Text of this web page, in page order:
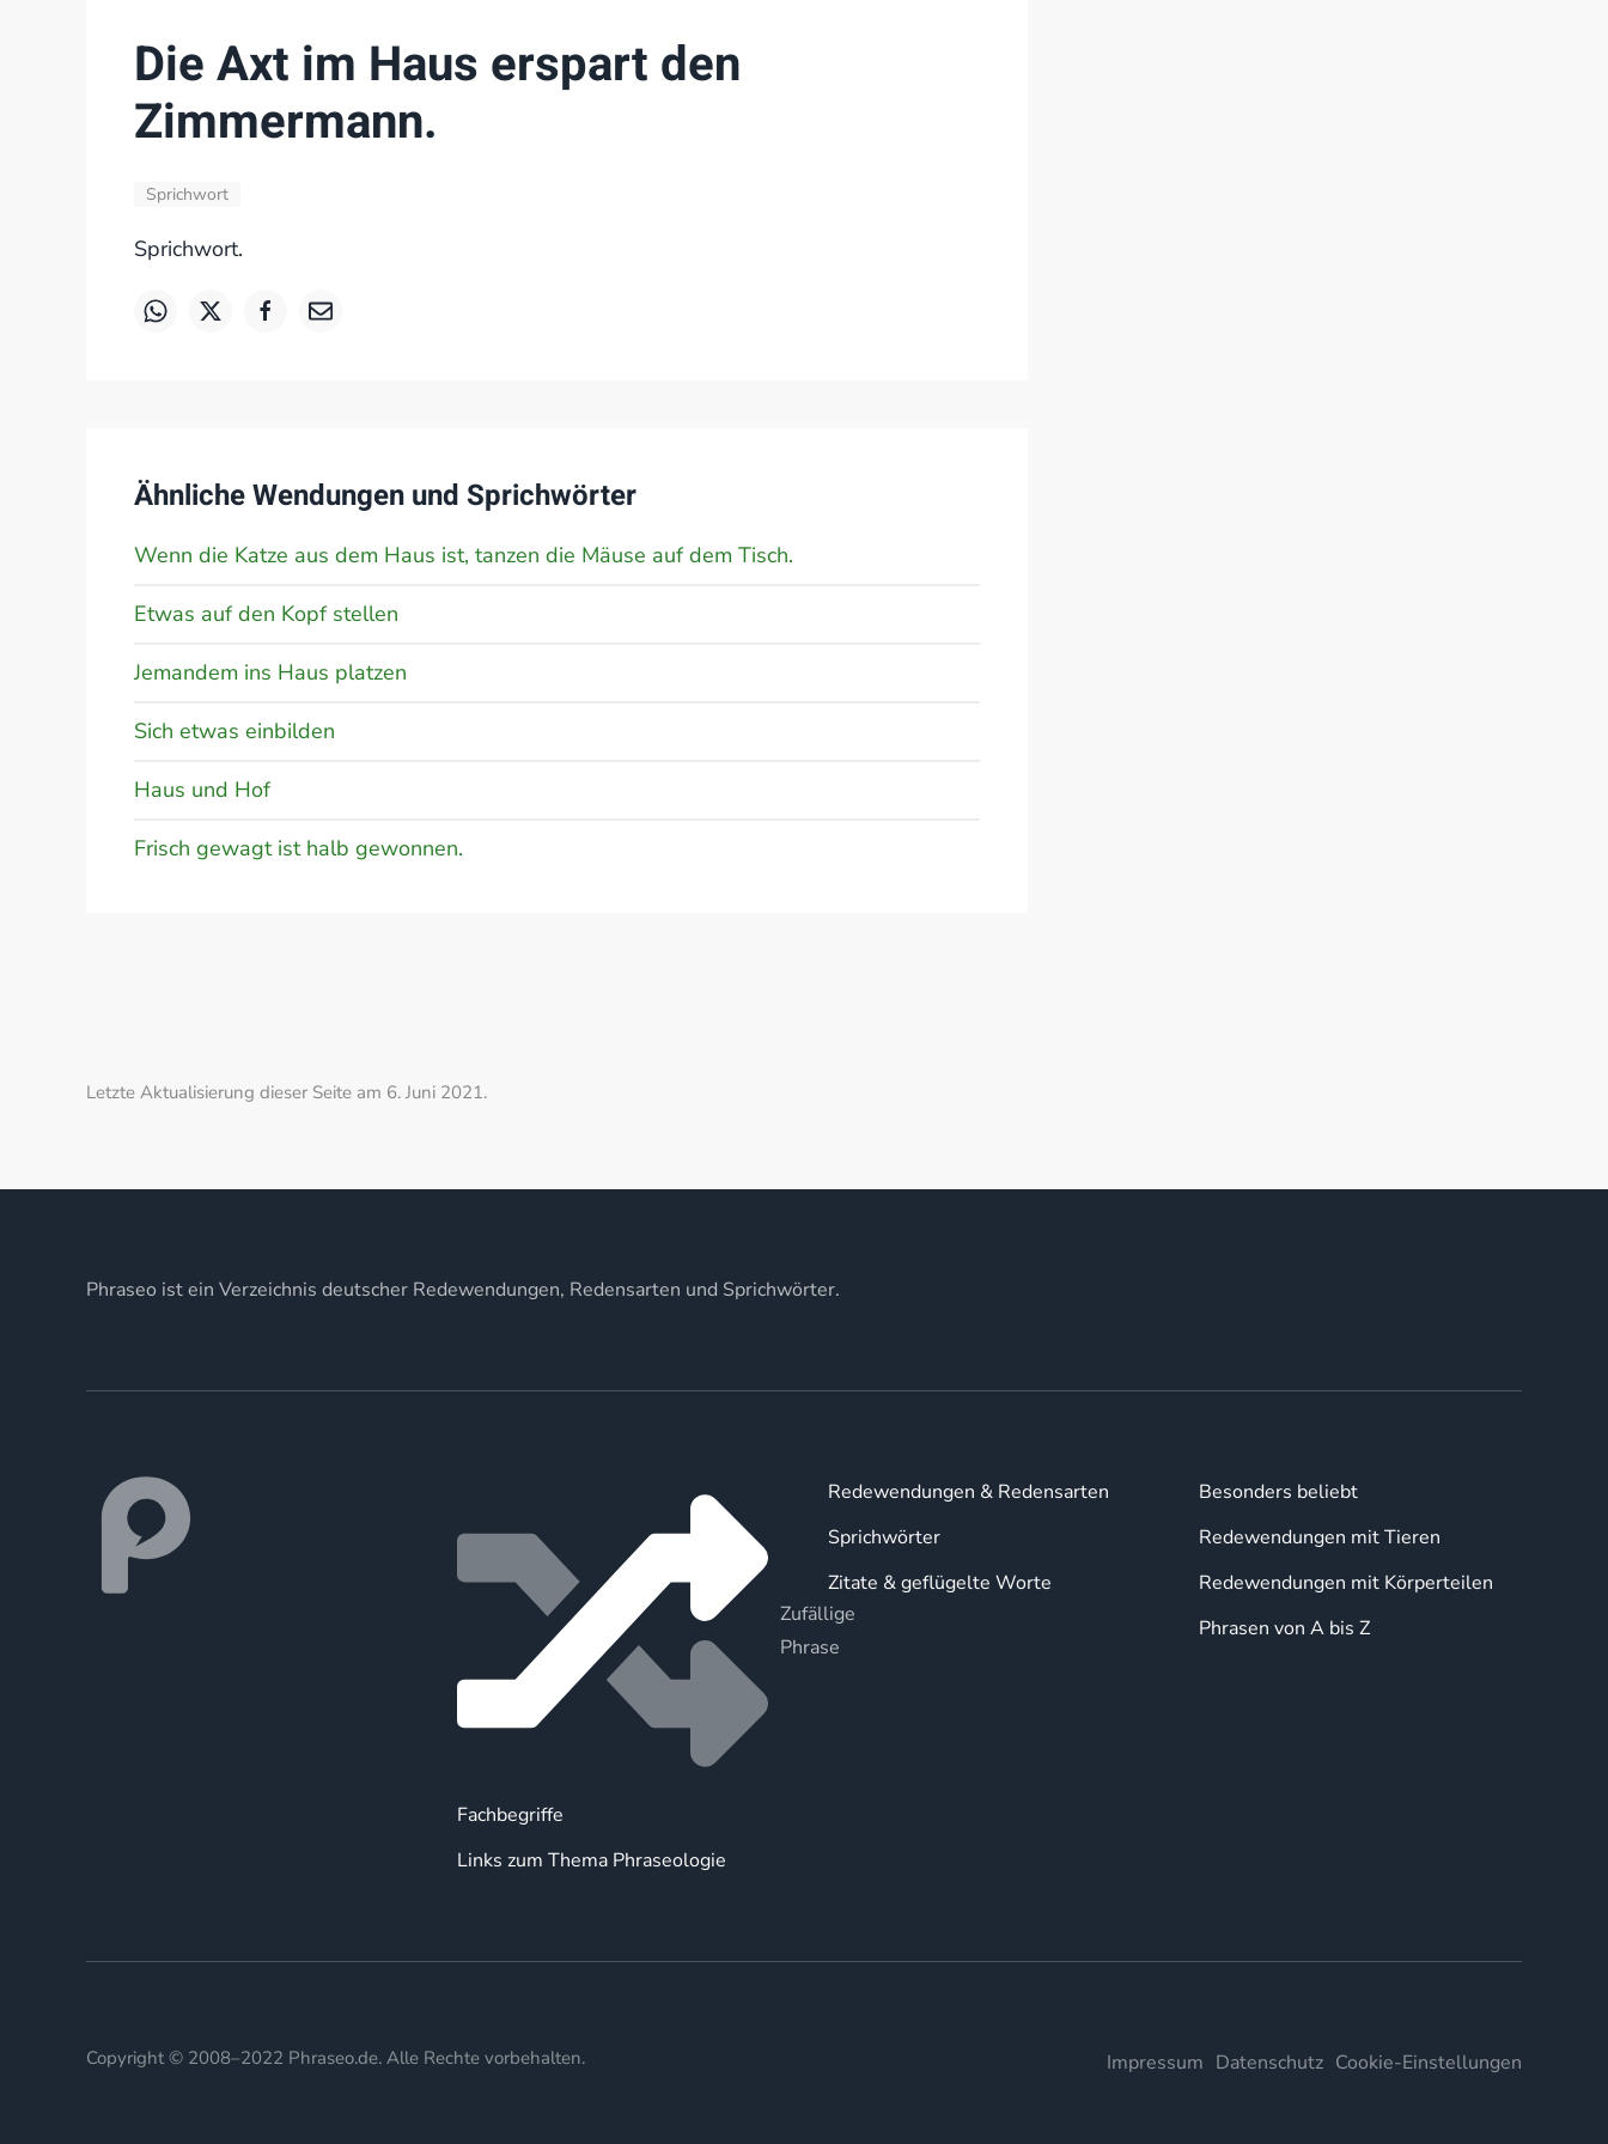
Die Axt im Haus erspart den
Zimmermann.
Sprichwort
Sprichwort.
Ähnliche Wendungen und Sprichwörter
Wenn die Katze aus dem Haus ist, tanzen die Mäuse auf dem Tisch.
Etwas auf den Kopf stellen
Jemandem ins Haus platzen
Sich etwas einbilden
Haus und Hof
Frisch gewagt ist halb gewonnen.
Letzte Aktualisierung dieser Seite am 6. Juni 2021.
Phraseo ist ein Verzeichnis deutscher Redewendungen, Redensarten und Sprichwörter.
Zufällige
Phrase
Fachbegriffe
Links zum Thema Phraseologie
Redewendungen & Redensarten
Sprichwörter
Zitate & geflügelte Worte
Besonders beliebt
Redewendungen mit Tieren
Redewendungen mit Körperteilen
Phrasen von A bis Z
Copyright © 2008–2022 Phraseo.de. Alle Rechte vorbehalten. Impressum Datenschutz Cookie-Einstellungen